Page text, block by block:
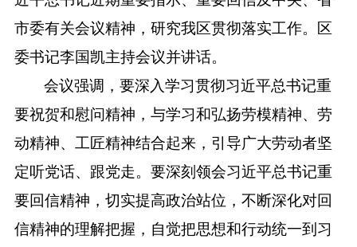
市委有关会议精神，研究我区贯彻落实工作。区
委书记李国凯主持会议并讲话。
会议强调，要深入学习贯彻习近平总书记重
要祝贺和慰问精神，与学习和弘扬劳模精神、劳
动精神、工匠精神结合起来，引导广大劳动者坚
定听党话、跟党走。要深刻领会习近平总书记重
要回信精神，切实提高政治站位，不断深化对回
信精神的理解把握，自觉把思想和行动统一到习